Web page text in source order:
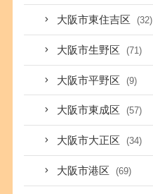
大阪市東住吉区 (32)
大阪市生野区 (71)
大阪市平野区 (9)
大阪市東成区 (57)
大阪市大正区 (34)
大阪市港区 (69)